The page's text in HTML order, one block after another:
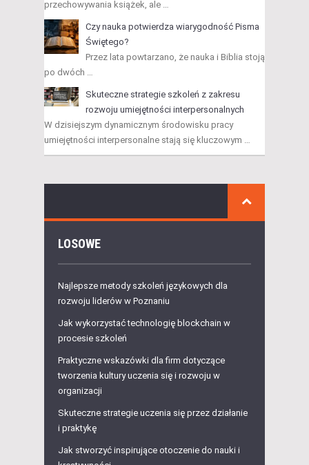
przechowywania książek, ale …
Czy nauka potwierdza wiarygodność Pisma
Świętego?
Przez lata powtarzano, że nauka i Biblia stoją
po dwóch …
Skuteczne strategie szkoleń z zakresu
rozwoju umiejętności interpersonalnych
W dzisiejszym dynamicznym środowisku pracy
umiejętności interpersonalne stają się kluczowym …
LOSOWE
Najlepsze metody szkoleń językowych dla
rozwoju liderów w Poznaniu
Jak wykorzystać technologię blockchain w
procesie szkoleń
Praktyczne wskazówki dla firm dotyczące
tworzenia kultury uczenia się i rozwoju w
organizacji
Skuteczne strategie uczenia się przez działanie
i praktykę
Jak stworzyć inspirujące otoczenie do nauki i